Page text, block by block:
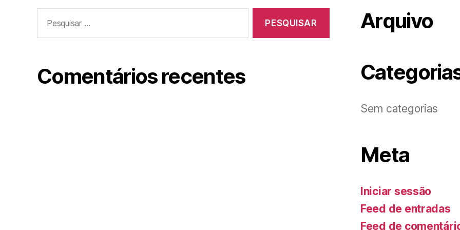
por:
Comentários recentes
Arquivo
Sem categorias
Meta
Iniciar sessão
Feed de entradas
Feed de